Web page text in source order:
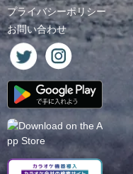
プライバシーポリシー
お問い合わせ